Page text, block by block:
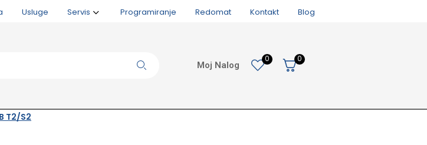
Usluge Servis Programiranje Redomat Kontakt Blog
Moj Nalog
0 0
T2/S2